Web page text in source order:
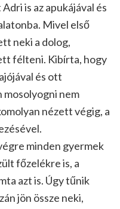
is az apukájával és
Mivel első
neki a dolog,
félteni. Kibírta, hogy
és ott
mosolyogni nem
nézett végig, a
minden gyermek
főzelékre is, a
azt is. Úgy tűnik
jön össze neki,